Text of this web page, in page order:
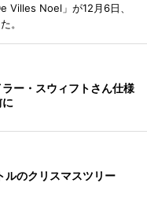
Villes Noel」が12月6日、
。
ー・スウィフトさん仕様
ルのクリスマスツリー